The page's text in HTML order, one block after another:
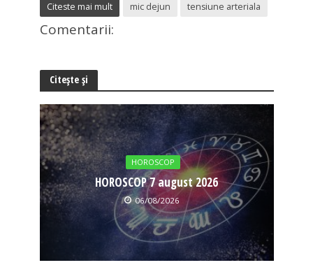
Citeste mai mult mic dejun tensiune arteriala
Comentarii:
Citește și
HOROSCOP
HOROSCOP 7 august 2026
06/08/2026